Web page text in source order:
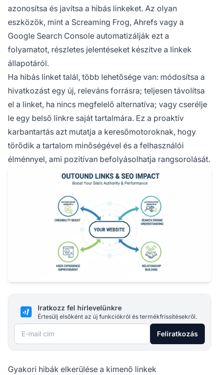
azonosítsa és javítsa a hibás linkeket. Az olyan
eszközök, mint a Screaming Frog, Ahrefs vagy a
Google Search Console automatizálják ezt a
folyamatot, részletes jelentéseket készítve a linkek
állapotáról.
Ha hibás linket talál, több lehetősége van: módosítsa a
hivatkozást egy új, releváns forrásra; teljesen távolítsa
el a linket, ha nincs megfelelő alternatíva; vagy cserélje
le egy belső linkre saját tartalmára. Ez a proaktív
karbantartás azt mutatja a keresőmotoroknak, hogy
törődik a tartalom minőségével és a felhasználói
élménnyel, ami pozitívan befolyásolhatja rangsorolását.
Iratkozz fel hírlevelünkre
Értesülj elsőként az új funkciókról és termékfrissítésekről.
E-mail cím Feliratkozás
Gyakori hibák elkerülése a kimenő linkek